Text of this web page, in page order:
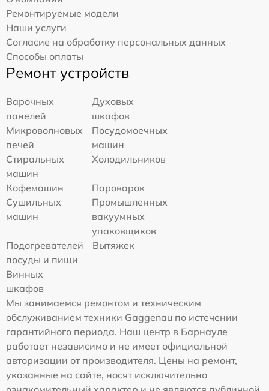
Ремонтируемые модели
Наши услуги
Согласие на обработку персональных данных
Способы оплаты
Ремонт устройств
Варочных
панелей
Духовых
шкафов
Микроволновых
печей
Посудомоечных
машин
Стиральных
машин
Холодильников
Кофемашин
Пароварок
Сушильных
машин
Промышленных
вакуумных
упаковщиков
Подогревателей
посуды и пищи
Вытяжек
Винных
шкафов
Мы занимаемся ремонтом и техническим
обслуживанием техники Gaggenau по истечении
гарантийного периода. Наш центр в Барнауле
работает независимо и не имеет официальной
авторизации от производителя. Цены на ремонт,
указанные на сайте, носят исключительно